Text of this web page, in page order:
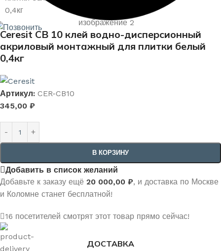
Ceresit СВ 10 клей водно-дисперсионный
акриловый монтажный для плитки белый
0,4кг
Артикул: CER-CB10
345,00 ₽
В КОРЗИНУ
Добавить в список желаний
Добавьте к заказу ещё 20 000,00 ₽, и доставка по Москве
и Коломне станет бесплатной!
16 посетителей смотрят этот товар прямо сейчас!
ДОСТАВКА